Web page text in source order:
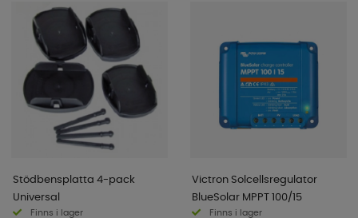
Stödbensplatta 4-pack
Universal
Finns i lager
Victron Solcellsregulator
BlueSolar MPPT 100/15
Finns i lager